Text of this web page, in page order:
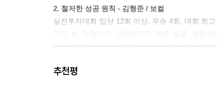
2. 철저한 성공 원칙 - 김형준 / 보컬
실전투자대회 입상 12회 이상, 우승 4회, 대회 최
공중전까지 모두 맛보며 기법, 원칙, 마인드 세 가
3. 무조건 지키는 투자 - 강창권 / 밀레
추천평